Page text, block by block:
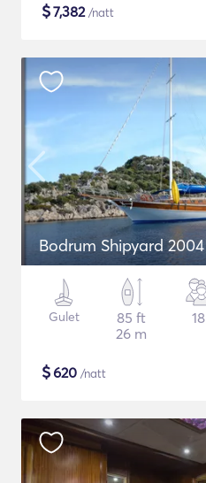
$7,382/natt
Bodrum Shipyard 2004
Gulet
85 ft
26 m
18
$620 /natt